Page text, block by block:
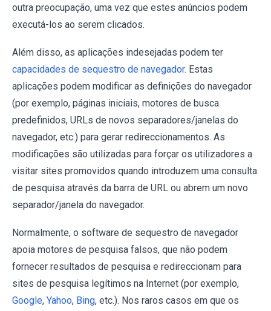
outra preocupação, uma vez que estes anúncios podem
executá-los ao serem clicados.
Além disso, as aplicações indesejadas podem ter
capacidades de sequestro de navegador. Estas
aplicações podem modificar as definições do navegador
(por exemplo, páginas iniciais, motores de busca
predefinidos, URLs de novos separadores/janelas do
navegador, etc.) para gerar redireccionamentos. As
modificações são utilizadas para forçar os utilizadores a
visitar sites promovidos quando introduzem uma consulta
de pesquisa através da barra de URL ou abrem um novo
separador/janela do navegador.
Normalmente, o software de sequestro de navegador
apoia motores de pesquisa falsos, que não podem
fornecer resultados de pesquisa e redireccionam para
sites de pesquisa legítimos na Internet (por exemplo,
Google, Yahoo, Bing, etc.). Nos raros casos em que os